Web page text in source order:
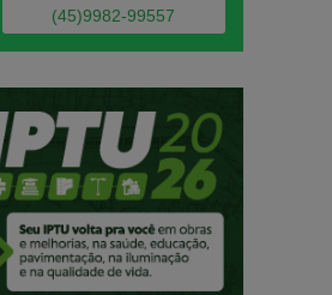
(45)9982-99557